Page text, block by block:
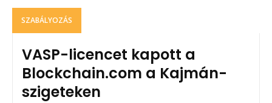
SZABÁLYOZÁS
VASP-licencet kapott a
Blockchain.com a Kajmán-
szigeteken